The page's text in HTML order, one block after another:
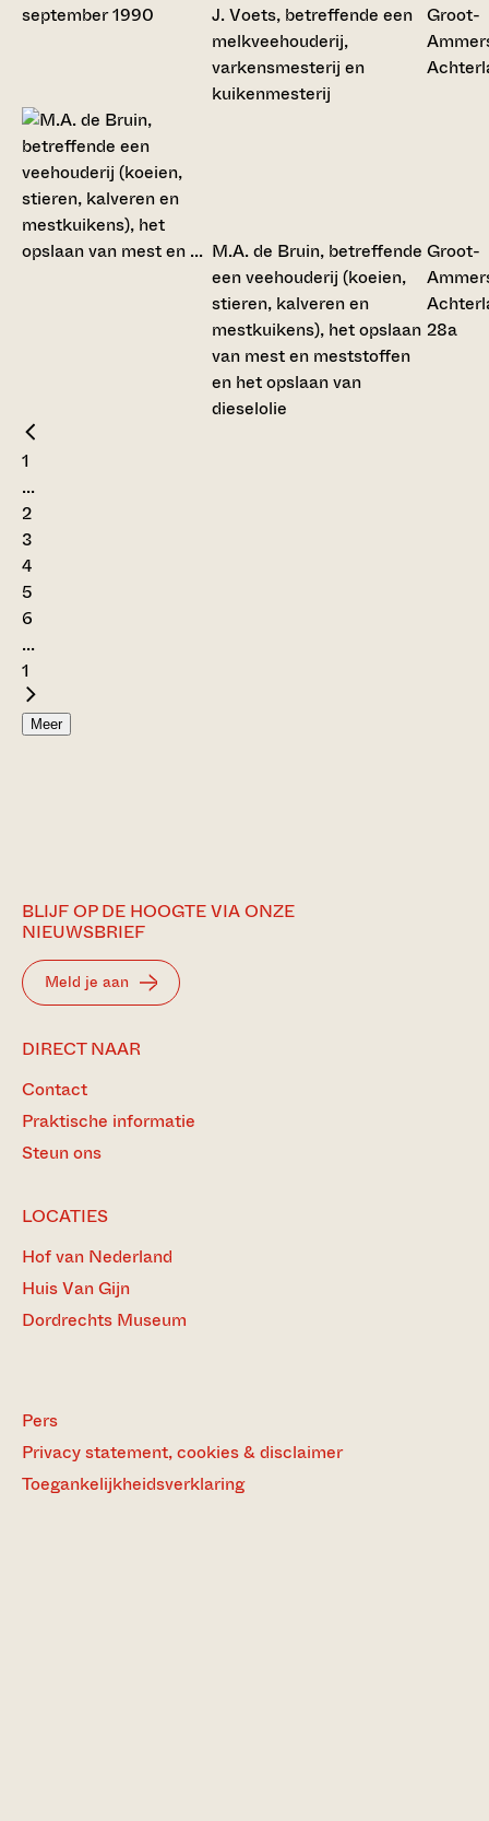
J. Voets, betreffende een
melkveehouderij,
varkensmesterij en
kuikenmesterij
Groot-
M.A. de Bruin, betreffende
een veehouderij (koeien,
stieren, kalveren en
mestkuikens), het opslaan
van mest en meststoffen
en het opslaan van
dieselolie
Groot-
28a
1
...
2
3
4
5
6
...
1
Meer
BLIJF OP DE HOOGTE VIA ONZE
NIEUWSBRIEF
Meld je aan
DIRECT NAAR
Contact
Praktische informatie
Steun ons
LOCATIES
Hof van Nederland
Huis Van Gijn
Dordrechts Museum
Pers
Privacy statement, cookies & disclaimer
Toegankelijkheidsverklaring